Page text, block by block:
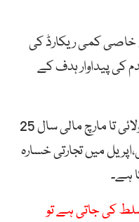
کمی ریکارڈ کی
پیداوار ہدف کے
جاری کھاتہ مجموعی فاضل رقم جولائی تا مارچ مالی سال 25
میں تجارتی خسارہ
کی جاتی ہے تو